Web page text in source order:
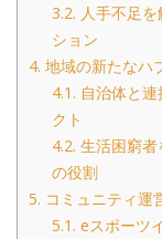
3.2. 人手不足
ション
4. 地域の新たなハ
4.1. 自治体と
クト
4.2. 生活困窮
の役割
5. コミュニティ運
5.1. eスポーツ